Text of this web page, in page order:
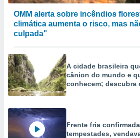
OMM alerta sobre incêndios
climática aumenta o risco, mas
culpada"
A cidade brasileira
cânion do mundo e
conhecem; descubra
Frente fria
tempestades,